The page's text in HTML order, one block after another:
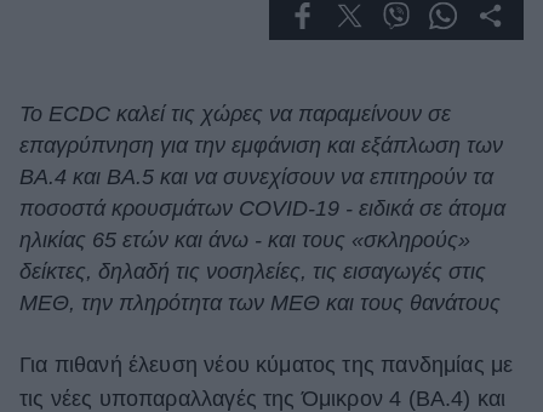
Deco
Cooking
Green
Αφιερώματα
Το ECDC καλεί τις χώρες να παραμείνουν σε
επαγρύπνηση για την εμφάνιση και εξάπλωση των
BA.4 και BA.5 και να συνεχίσουν να επιτηρούν τα
ποσοστά κρουσμάτων COVID-19 - ειδικά σε άτομα
ηλικίας 65 ετών και άνω - και τους «σκληρούς»
δείκτες, δηλαδή τις νοσηλείες, τις εισαγωγές στις
ΜΕΘ, την πληρότητα των ΜΕΘ και τους θανάτους
Για πιθανή έλευση νέου κύματος της πανδημίας με
τις νέες υποπαραλλαγές της Όμικρον 4 (ΒΑ.4) και